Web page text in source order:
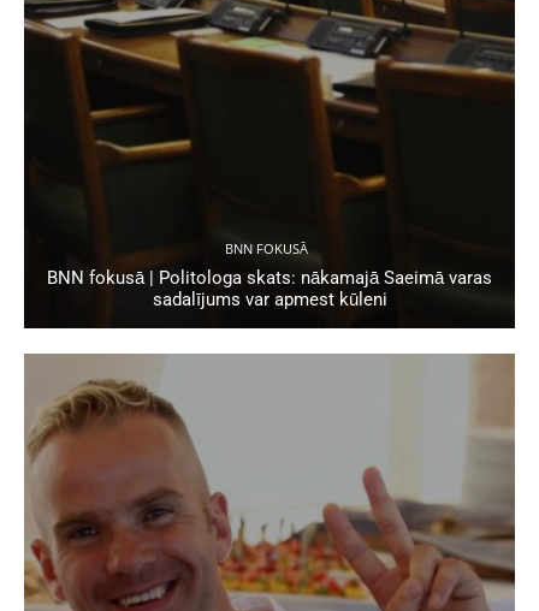
BNN FOKUSĀ
BNN fokusā | Politologa skats: nākamajā Saeimā varas
sadalījums var apmest kūleni